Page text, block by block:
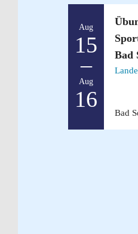
Aug
15
–
Aug
16
Bad
Bad